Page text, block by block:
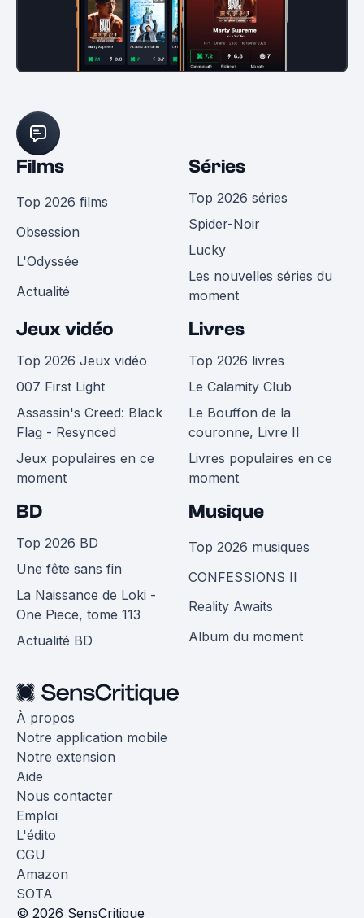
Films
Top 2026 films
Obsession
L'Odyssée
Actualité
Séries
Top 2026 séries
Spider-Noir
Lucky
Les nouvelles séries du
moment
Jeux vidéo
Top 2026 Jeux vidéo
007 First Light
Assassin's Creed: Black
Flag - Resynced
Jeux populaires en ce
moment
Livres
Top 2026 livres
Le Calamity Club
Le Bouffon de la
couronne, Livre II
Livres populaires en ce
moment
BD
Top 2026 BD
Une fête sans fin
La Naissance de Loki -
One Piece, tome 113
Actualité BD
Musique
Top 2026 musiques
CONFESSIONS II
Reality Awaits
Album du moment
À propos
Notre application mobile
Notre extension
Aide
Nous contacter
Emploi
L'édito
CGU
Amazon
SOTA
© 2026 SensCritique